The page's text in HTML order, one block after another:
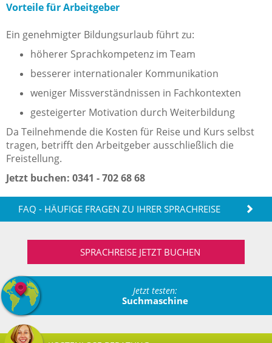
Vorteile für Arbeitgeber
Ein genehmigter Bildungsurlaub führt zu:
höherer Sprachkompetenz im Team
besserer internationaler Kommunikation
weniger Missverständnissen in Fachkontexten
gesteigerter Motivation durch Weiterbildung
Da Teilnehmende die Kosten für Reise und Kurs selbst
tragen, betrifft den Arbeitgeber ausschließlich die
Freistellung.
Jetzt buchen: 0341 - 702 68 68
FAQ - HÄUFIGE FRAGEN ZU IHRER SPRACHREISE
SPRACHREISE JETZT BUCHEN
Jetzt testen:
Suchmaschine